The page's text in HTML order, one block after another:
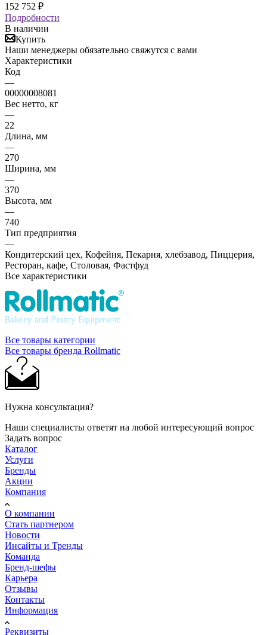
152 752 ₽
Подробности
В наличии
Купить
Наши менеджеры обязательно свяжутся с вами
Характеристики
Код
—
00000008081
Вес нетто, кг
—
22
Длина, мм
—
270
Ширина, мм
—
370
Высота, мм
—
740
Тип предприятия
—
Кондитерский цех, Кофейня, Пекарня, хлебзавод, Пиццерия,
Ресторан, кафе, Столовая, Фастфуд
Все характеристики
Все товары категории
Все товары бренда Rollmatic
Нужна консультация?
Наши специалисты ответят на любой интересующий вопрос
Задать вопрос
Каталог
Услуги
Бренды
Акции
Компания
О компании
Стать партнером
Новости
Инсайты и Тренды
Команда
Бренд-шефы
Карьера
Отзывы
Контакты
Информация
Реквизиты